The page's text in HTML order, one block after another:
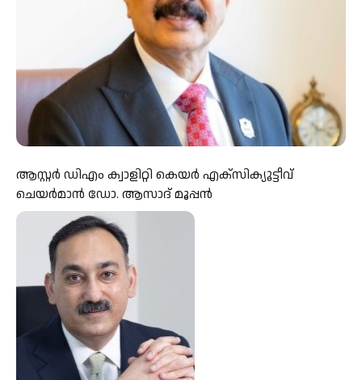
ആസ്റ്റർ ഡിഎം ക്വാളിറ്റി കെയർ എക്സിക്യൂട്ടീവ്
ചെയർമാൻ ഡോ. ആസാദ് മൂപ്പൻ